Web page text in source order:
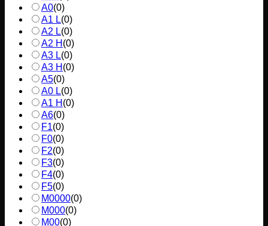
A0(0)
A1 L(0)
A2 L(0)
A2 H (0)
A3 L(0)
A3 H (0)
A5(0)
A0 L(0)
A1 H (0)
A6(0)
F1(0)
F0(0)
F2(0)
F3(0)
F4(0)
F5(0)
M0000(0)
M000(0)
M00(0)